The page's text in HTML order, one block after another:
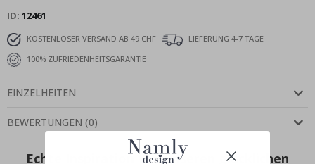
ID 12461
KOSTENLOSER VERSAND AB 49 CHF
LIEFERUNG 4-7 TAGE
100% ZUFRIEDENHEITSGARANTIE
EINZELHEITEN
BEWERTUNGEN (0)
Echte Inspiration von unseren glücklichen